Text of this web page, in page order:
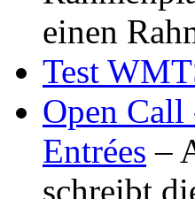
einen
Test
Open
Entrées –
schreibt